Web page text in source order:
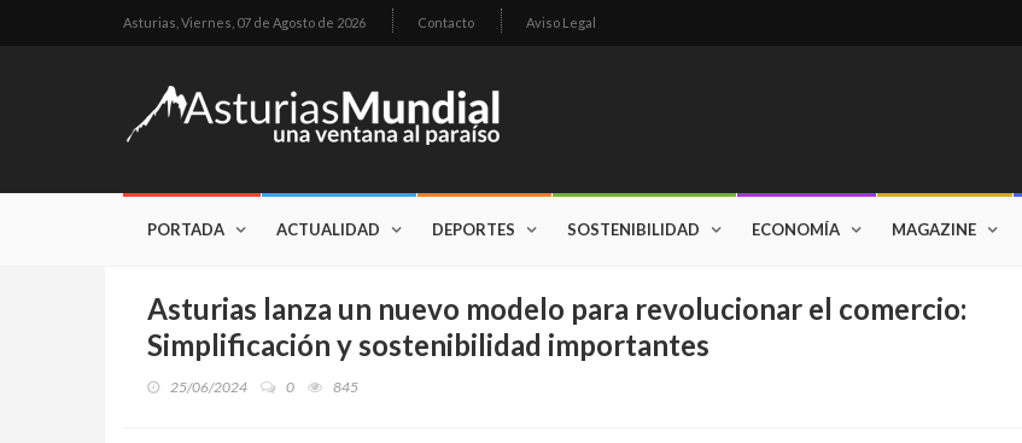
Asturias, Viernes, 07 de Agosto de 2026 Contacto Aviso Legal
PORTADA ACTUALIDAD DEPORTES SOSTENIBILIDAD ECONOMÍA MAGAZINE
Asturias lanza un nuevo modelo para revolucionar el comercio:
Simplificación y sostenibilidad importantes
25/06/2024 0 845